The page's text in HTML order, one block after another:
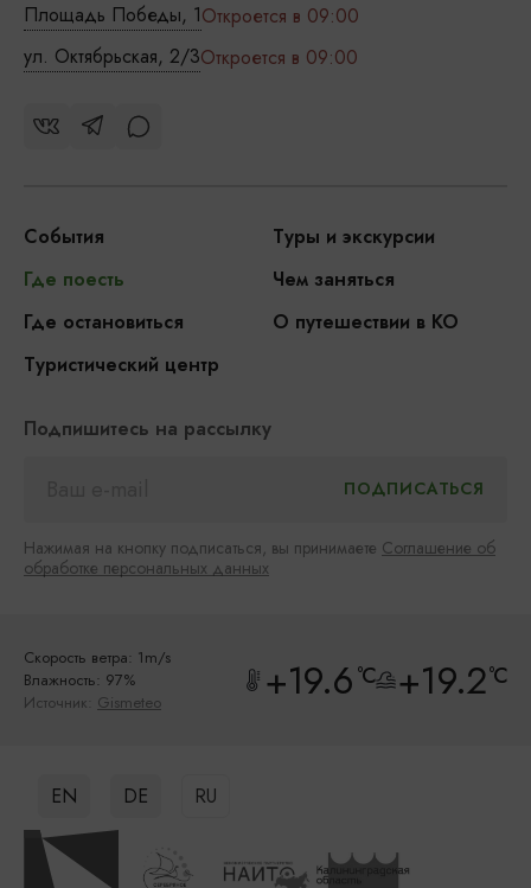
Площадь Победы, 1Откроется в 09:00
ул. Октябрьская, 2/3Откроется в 09:00
События
Туры и экскурсии
Где поесть
Чем заняться
Где остановиться
О путешествии в КО
Туристический центр
Подпишитесь на рассылку
Нажимая на кнопку подписаться, вы принимаете Соглашение об
обработке персональных данных
Скорость ветра: 1m/s
Влажность: 97%
Источник: Gismeteo +19.6°C +19.2°C
EN DE RU